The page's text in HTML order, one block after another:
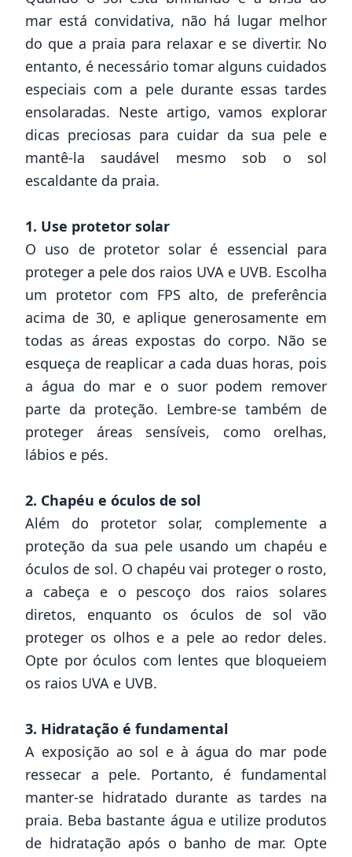
mar está convidativa, não há lugar melhor
do que a praia para relaxar e se divertir. No
entanto, é necessário tomar alguns cuidados
especiais com a pele durante essas tardes
ensolaradas. Neste artigo, vamos explorar
dicas preciosas para cuidar da sua pele e
mantê-la saudável mesmo sob o sol
escaldante da praia.
1. Use protetor solar
O uso de protetor solar é essencial para
proteger a pele dos raios UVA e UVB. Escolha
um protetor com FPS alto, de preferência
acima de 30, e aplique generosamente em
todas as áreas expostas do corpo. Não se
esqueça de reaplicar a cada duas horas, pois
a água do mar e o suor podem remover
parte da proteção. Lembre-se também de
proteger áreas sensíveis, como orelhas,
lábios e pés.
2. Chapéu e óculos de sol
Além do protetor solar, complemente a
proteção da sua pele usando um chapéu e
óculos de sol. O chapéu vai proteger o rosto,
a cabeça e o pescoço dos raios solares
diretos, enquanto os óculos de sol vão
proteger os olhos e a pele ao redor deles.
Opte por óculos com lentes que bloqueiem
os raios UVA e UVB.
3. Hidratação é fundamental
A exposição ao sol e à água do mar pode
ressecar a pele. Portanto, é fundamental
manter-se hidratado durante as tardes na
praia. Beba bastante água e utilize produtos
de hidratação após o banho de mar. Opte